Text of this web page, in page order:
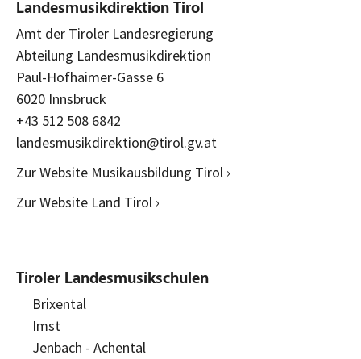
Landesmusikdirektion Tirol
Amt der Tiroler Landesregierung
Abteilung Landesmusikdirektion
Paul-Hofhaimer-Gasse 6
6020 Innsbruck
+43 512 508 6842
landesmusikdirektion@tirol.gv.at
Zur Website Musikausbildung Tirol ›
Zur Website Land Tirol ›
Tiroler Landesmusikschulen
Brixental
Imst
Jenbach - Achental